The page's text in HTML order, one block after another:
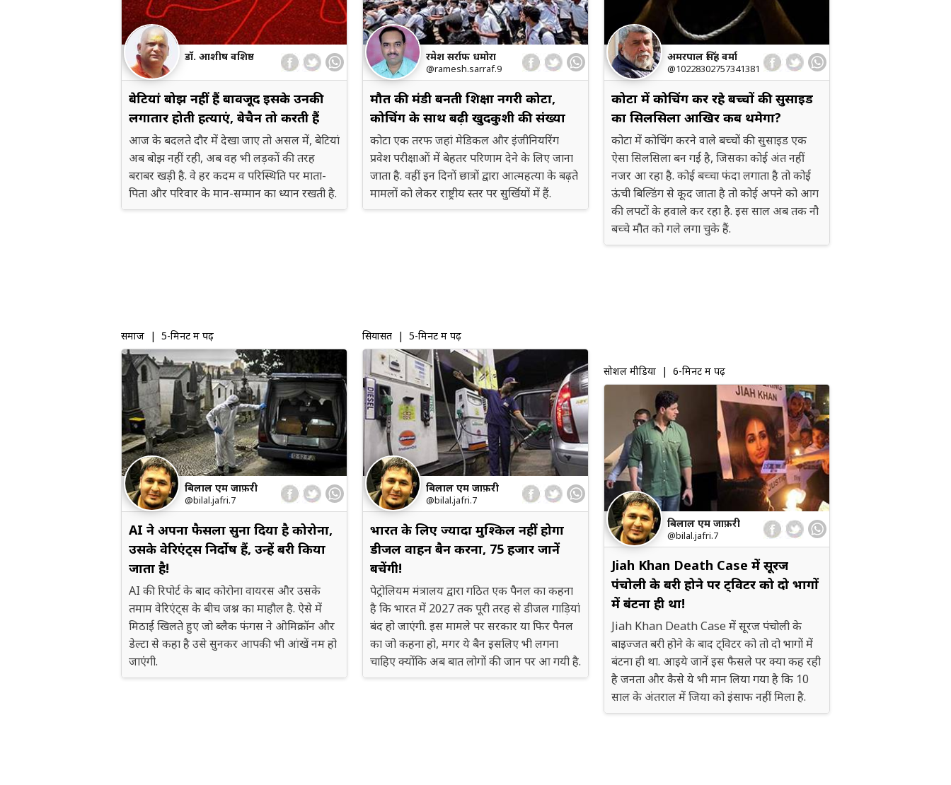
डॉ. आशीष वशिष्ठ
बेटियां बोझ नहीं हैं बावजूद इसके उनकी
लगातार होती हत्याएं, बेचैन तो करती हैं
आज के बदलते दौर में देखा जाए तो असल में, बेटियां
अब बोझ नहीं रही, अब वह भी लड़कों की तरह
बराबर खड़ी है. वे हर कदम व परिस्थिति पर माता-
पिता और परिवार के मान-सम्मान का ध्यान रखती है.
रमेश सर्राफ धमोरा
@ramesh.sarraf.9
मौत की मंडी बनती शिक्षा नगरी कोटा,
कोचिंग के साथ बढ़ी खुदकुशी की संख्या
कोटा एक तरफ जहां मेडिकल और इंजीनियरिंग
प्रवेश परीक्षाओं में बेहतर परिणाम देने के लिए जाना
जाता है. वहीं इन दिनों छात्रों द्वारा आत्महत्या के बढ़ते
मामलों को लेकर राष्ट्रीय स्तर पर सुर्खियों में हैं.
अमरपाल सिंह वर्मा
@10228302757341381
कोटा में कोचिंग कर रहे बच्चों की सुसाइड
का सिलसिला आखिर कब थमेगा?
कोटा में कोचिंग करने वाले बच्चों की सुसाइड एक
ऐसा सिलसिला बन गई है, जिसका कोई अंत नहीं
नजर आ रहा है. कोई बच्चा फंदा लगाता है तो कोई
ऊंची बिल्डिंग से कूद जाता है तो कोई अपने को आग
की लपटों के हवाले कर रहा है. इस साल अब तक नौ
बच्चे मौत को गले लगा चुके हैं.
समाज| 5-मिनट में पढ़ें
बिलाल एम जाफ़री
@bilal.jafri.7
AI ने अपना फैसला सुना दिया है कोरोना,
उसके वेरिएंट्स निर्दोष हैं, उन्हें बरी किया
जाता है!
AI की रिपोर्ट के बाद कोरोना वायरस और उसके
तमाम वेरिएंट्स के बीच जश्न का माहौल है. ऐसे में
मिठाई खिलते हुए जो ब्लैक फंगस ने ओमिक्रॉन और
डेल्टा से कहा है उसे सुनकर आपकी भी आंखें नम हो
जाएंगी.
सियासत| 5-मिनट में पढ़ें
बिलाल एम जाफ़री
@bilal.jafri.7
भारत के लिए ज्यादा मुश्किल नहीं होगा
डीजल वाहन बैन करना, 75 हजार जानें
बचेंगी!
पेट्रोलियम मंत्रालय द्वारा गठित एक पैनल का कहना
है कि भारत में 2027 तक पूरी तरह से डीजल गाड़ियां
बंद हो जाएंगी. इस मामले पर सरकार या फिर पैनल
का जो कहना हो, मगर ये बैन इसलिए भी लगना
चाहिए क्योंकि अब बात लोगों की जान पर आ गयी है.
सोशल मीडिया| 6-मिनट में पढ़ें
बिलाल एम जाफ़री
@bilal.jafri.7
Jiah Khan Death Case में सूरज
पंचोली के बरी होने पर ट्विटर को दो भागों
में बंटना ही था!
Jiah Khan Death Case में सूरज पंचोली के
बाइज्जत बरी होने के बाद ट्विटर को तो दो भागों में
बंटना ही था. आइये जानें इस फैसले पर क्या कह रही
है जनता और कैसे ये भी मान लिया गया है कि 10
साल के अंतराल में जिया को इंसाफ नहीं मिला है.